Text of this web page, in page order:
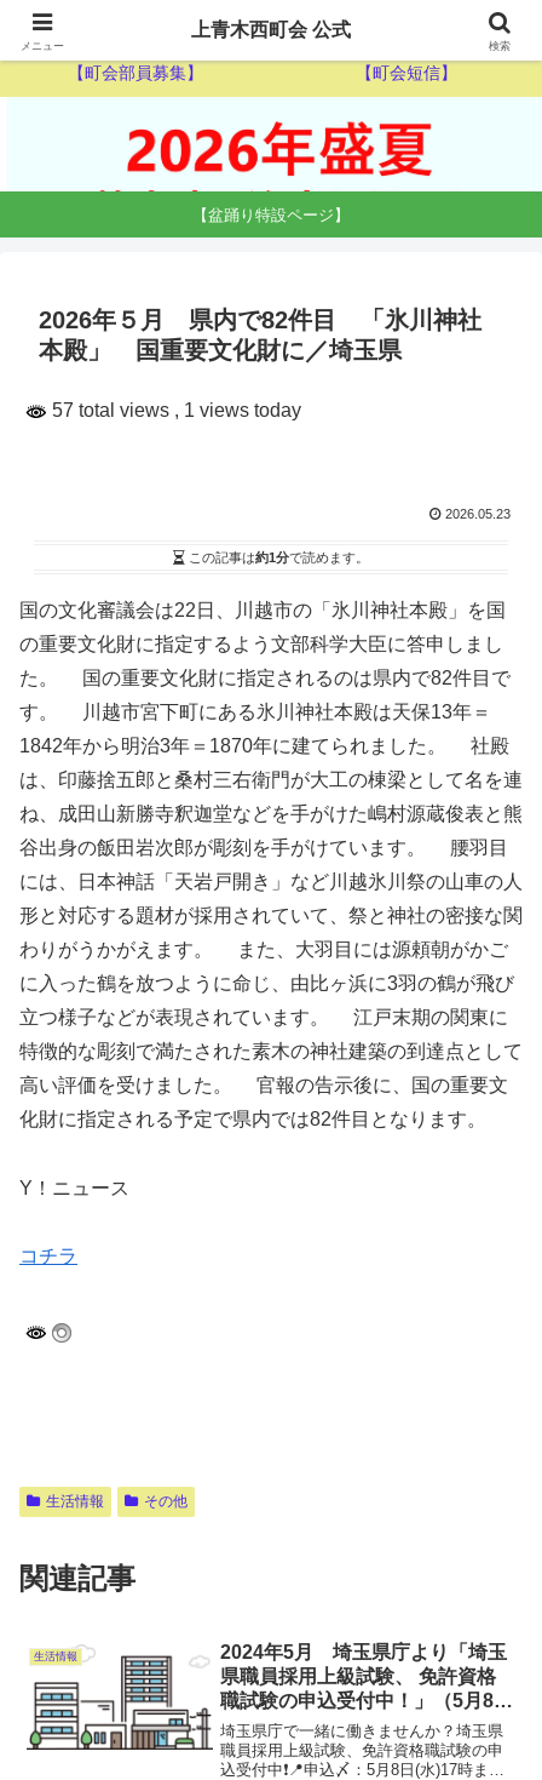
【ゴミ収集カレンダー】 【休日当番医】
【町会部員募集】 【町会短信】
【盆踊り特設ページ】
2026年５月 県内で82件目 「氷川神社
本殿」 国重要文化財に／埼玉県
57 total views , 1 views today
2026.05.23
この記事は約1分で読めます。
国の文化審議会は22日、川越市の「氷川神社本殿」を国
の重要文化財に指定するよう文部科学大臣に答申しまし
た。 国の重要文化財に指定されるのは県内で82件目で
す。 川越市宮下町にある氷川神社本殿は天保13年＝
1842年から明治3年＝1870年に建てられました。 社殿
は、印藤捨五郎と桑村三右衛門が大工の棟梁として名を連
ね、成田山新勝寺釈迦堂などを手がけた嶋村源蔵俊表と熊
谷出身の飯田岩次郎が彫刻を手がけています。 腰羽目
には、日本神話「天岩戸開き」など川越氷川祭の山車の人
形と対応する題材が採用されていて、祭と神社の密接な関
わりがうかがえます。 また、大羽目には源頼朝がかご
に入った鶴を放つように命じ、由比ヶ浜に3羽の鶴が飛び
立つ様子などが表現されています。 江戸末期の関東に
特徴的な彫刻で満たされた素木の神社建築の到達点として
高い評価を受けました。 官報の告示後に、国の重要文
化財に指定される予定で県内では82件目となります。
Y！ニュース
コチラ
生活情報 その他
関連記事
生活情報
2024年5月 埼玉県庁より「埼玉
県職員採用上級試験、 免許資格
職試験の申込受付中！」（5月8日
まで）
埼玉県庁で一緒に働きませんか？埼玉県
職員採用上級試験、免許資格職試験の申
込受付中❗📍申込〆：5月8日(水)17時まで
メニュー
上青木西町会 公式
検索